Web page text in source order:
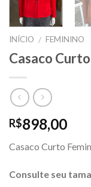
INÍCIO / FEMININO
Casaco
R$898,00
Casaco Curto
Consulte seu